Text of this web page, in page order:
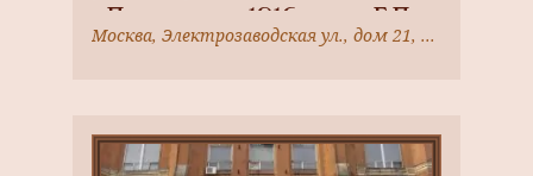
«Проводник», 1916 г., арх. Г.П.
Евланов
Москва, Электрозаводская ул., дом 21, корпус 3; Москва, Электрозаводская ул., дом 21, корпус 5; Москва, Электрозаводская ул., дом 21, корпус 4; Москва, Электрозаводская ул., дом 21, строение 6